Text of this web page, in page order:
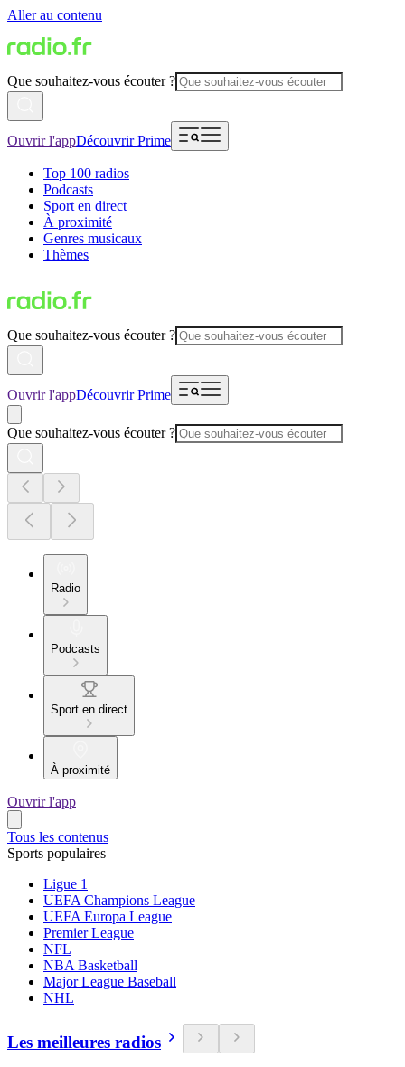
Aller au contenu
Que souhaitez-vous écouter ?
Ouvrir l'appDécouvrir Prime
Top 100 radios
Podcasts
Sport en direct
À proximité
Genres musicaux
Thèmes
Que souhaitez-vous écouter ?
Ouvrir l'appDécouvrir Prime
Que souhaitez-vous écouter ?
Radio
Podcasts
Sport en direct
À proximité
Ouvrir l'app
Tous les contenus
Sports populaires
Ligue 1
UEFA Champions League
UEFA Europa League
Premier League
NFL
NBA Basketball
Major League Baseball
NHL
Les meilleures radios